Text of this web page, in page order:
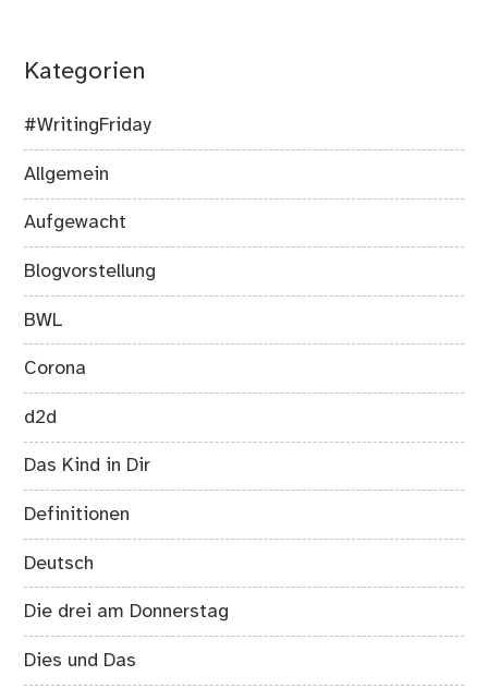
Kategorien
#WritingFriday
Allgemein
Aufgewacht
Blogvorstellung
BWL
Corona
d2d
Das Kind in Dir
Definitionen
Deutsch
Die drei am Donnerstag
Dies und Das